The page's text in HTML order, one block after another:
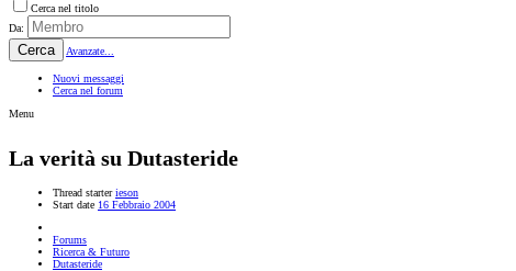
Cerca nel titolo
Da:
Cerca Avanzate...
Nuovi messaggi
Cerca nel forum
Menu
La verità su Dutasteride
Thread starter ieson
Start date 16 Febbraio 2004
Forums
Ricerca & Futuro
Dutasteride